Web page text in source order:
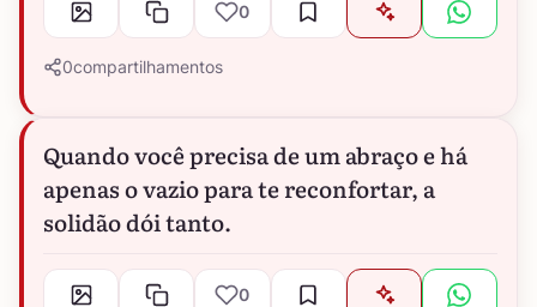
0
0compartilhamentos
Quando você precisa de um abraço e há
apenas o vazio para te reconfortar, a
solidão dói tanto.
0